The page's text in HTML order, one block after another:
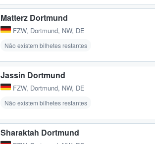
Matterz Dortmund
FZW, Dortmund, NW, DE
Não existem bilhetes restantes
Jassin Dortmund
FZW, Dortmund, NW, DE
Não existem bilhetes restantes
Sharaktah Dortmund